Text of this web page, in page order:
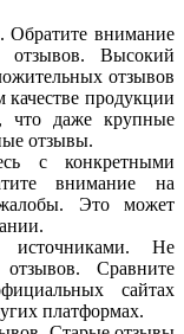
Обратите внимание
Высокий
отзывов
качестве продукции
что даже крупные
отзывы.
с конкретными
внимание на
Это может
Не
Сравните
сайтах
платформах.